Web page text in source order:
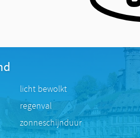
licht bewolkt
regenval
zonneschijnduur